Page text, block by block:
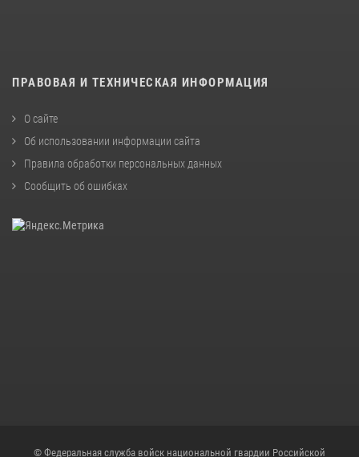
ПРАВОВАЯ И ТЕХНИЧЕСКАЯ ИНФОРМАЦИЯ
О сайте
Об использовании информации сайта
Правила обработки персональных данных
Сообщить об ошибках
© Федеральная служба войск национальной гвардии Российской